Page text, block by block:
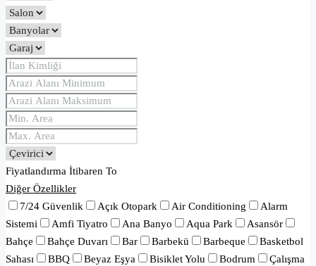
Fiyatlandırma İtibaren To
Diğer Özellikler
7/24 Güvenlik
Açık Otopark Air Conditioning
Alarm
Sistemi
Amfi Tiyatro Ana Banyo Aqua Park
Asansör
Bahçe
Bahçe Duvarı Bar Barbekü Barbeque
Basketbol
Sahası
BBQ Beyaz Eşya Bisiklet Yolu Bodrum
Çalışma